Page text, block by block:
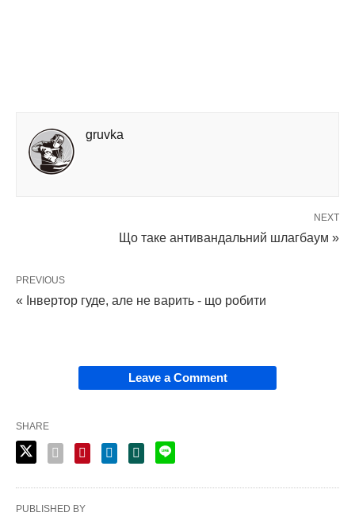
gruvka
NEXT
Що таке антивандальний шлагбаум »
PREVIOUS
« Інвертор гуде, але не варить - що робити
Leave a Comment
SHARE
PUBLISHED BY